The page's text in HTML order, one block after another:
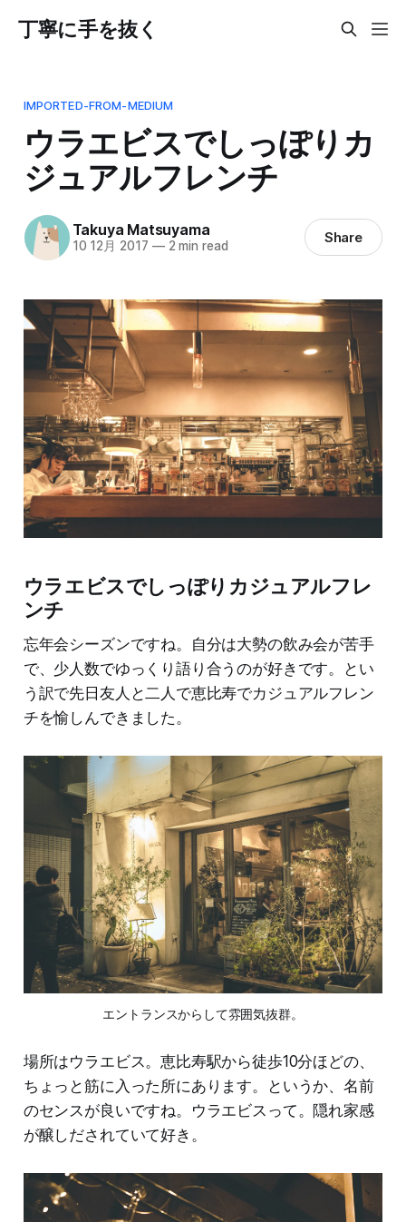
丁寧に手を抜く
IMPORTED-FROM-MEDIUM
ウラエビスでしっぽりカ
ジュアルフレンチ
Takuya Matsuyama
10 12月 2017 —2 min read Share
ウラエビスでしっぽりカジュアルフレ
ンチ
忘年会シーズンですね。自分は大勢の飲み会が苦手
で、少人数でゆっくり語り合うのが好きです。とい
う訳で先日友人と二人で恵比寿でカジュアルフレン
チを愉しんできました。
エントランスからして雰囲気抜群。
場所はウラエビス。恵比寿駅から徒歩10分ほどの、
ちょっと筋に入った所にあります。というか、名前
のセンスが良いですね。ウラエビスって。隠れ家感
が醸しだされていて好き。